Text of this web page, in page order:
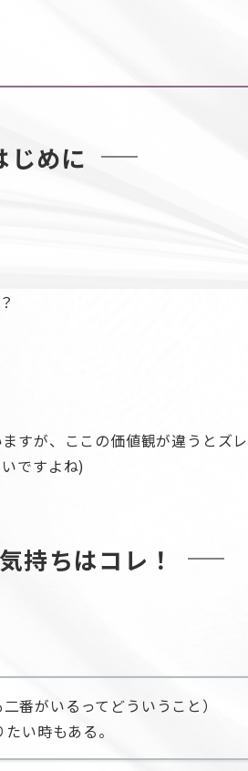
じめに
すが、ここの価値観が違うとズレ
ですよね)
持ちはコレ！
番がいるってどういうこと）
い時もある。